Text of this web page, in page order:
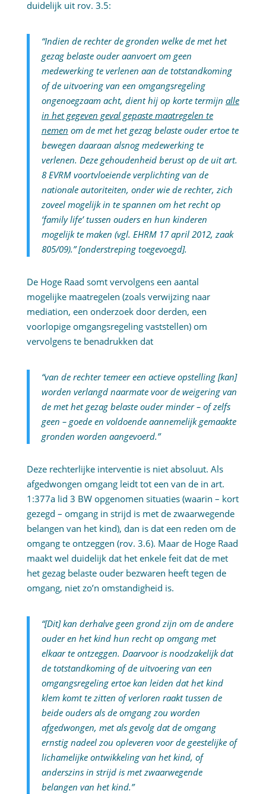
duidelijk uit rov. 3.5:
“Indien de rechter de gronden welke de met het
gezag belaste ouder aanvoert om geen
medewerking te verlenen aan de totstandkoming
of de uitvoering van een omgangsregeling
ongenoegzaam acht, dient hij op korte termijn alle
in het gegeven geval gepaste maatregelen te
nemen om de met het gezag belaste ouder ertoe te
bewegen daaraan alsnog medewerking te
verlenen. Deze gehoudenheid berust op de uit art.
8 EVRM voortvloeiende verplichting van de
nationale autoriteiten, onder wie de rechter, zich
zoveel mogelijk in te spannen om het recht op
‘family life’ tussen ouders en hun kinderen
mogelijk te maken (vgl. EHRM 17 april 2012, zaak
805/09).” [onderstreping toegevoegd].
De Hoge Raad somt vervolgens een aantal
mogelijke maatregelen (zoals verwijzing naar
mediation, een onderzoek door derden, een
voorlopige omgangsregeling vaststellen) om
vervolgens te benadrukken dat
“van de rechter temeer een actieve opstelling [kan]
worden verlangd naarmate voor de weigering van
de met het gezag belaste ouder minder – of zelfs
geen – goede en voldoende aannemelijk gemaakte
gronden worden aangevoerd.”
Deze rechterlijke interventie is niet absoluut. Als
afgedwongen omgang leidt tot een van de in art.
1:377a lid 3 BW opgenomen situaties (waarin – kort
gezegd – omgang in strijd is met de zwaarwegende
belangen van het kind), dan is dat een reden om de
omgang te ontzeggen (rov. 3.6). Maar de Hoge Raad
maakt wel duidelijk dat het enkele feit dat de met
het gezag belaste ouder bezwaren heeft tegen de
omgang, niet zo’n omstandigheid is.
“[Dit] kan derhalve geen grond zijn om de andere
ouder en het kind hun recht op omgang met
elkaar te ontzeggen. Daarvoor is noodzakelijk dat
de totstandkoming of de uitvoering van een
omgangsregeling ertoe kan leiden dat het kind
klem komt te zitten of verloren raakt tussen de
beide ouders als de omgang zou worden
afgedwongen, met als gevolg dat de omgang
ernstig nadeel zou opleveren voor de geestelijke of
lichamelijke ontwikkeling van het kind, of
anderszins in strijd is met zwaarwegende
belangen van het kind.”